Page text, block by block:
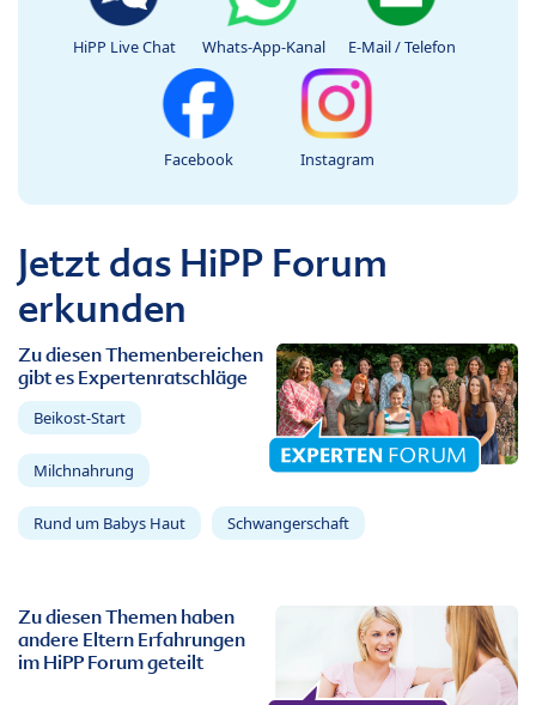
HiPP Live Chat Whats-App-Kanal E-Mail / Telefon
Facebook Instagram
Jetzt das HiPP Forum
erkunden
Zu diesen Themenbereichen
gibt es Expertenratschläge
Beikost-Start
Milchnahrung
Rund um Babys Haut Schwangerschaft
Zu diesen Themen haben
andere Eltern Erfahrungen
im HiPP Forum geteilt